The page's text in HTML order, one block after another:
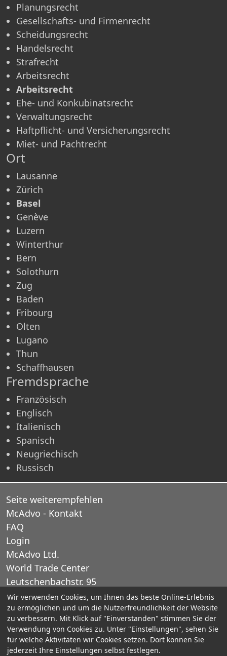
Planungsrecht
Gesellschafts- und Firmenrecht
Scheidungsrecht
Handelsrecht
Strafrecht
Arbeitsrecht
Arbeitsrecht
Ehe- und Konkubinatsrecht
Verwaltungsrecht
Haftpflicht- und Versicherungsrecht
Miet- und Pachtrecht
Ort
Lausanne
Zürich
Basel
Genève
Luzern
Winterthur
Bern
Solothurn
Zug
Baden
Fribourg
Olten
Lugano
Thun
Schaffhausen
Fremdsprache
Französisch
Englisch
Italienisch
Spanisch
Neugriechisch
Russisch
Seite weiterempfehlen
McAdvo - Kontakt
FAQ
Login
McAdvo Ltd.
World Trade Center
Leutschenbachstr. 95
CH-8050 Zurich
Schweiz
E-Mail: office@mcadvo.com
Wir verwenden Cookies, um Ihnen das beste Online-Erlebnis
zu ermöglichen und um die Nutzerfreundlichkeit der Website
zu verbessern. Mit Klick auf "Einverstanden" stimmen Sie der
Verwendung von Cookies zu. Unter "Einstellungen", sehen Sie
für welche Aktivitäten wir Cookies setzen. Dort können Sie
jederzeit Ihre Einstellungen selbst festlegen.